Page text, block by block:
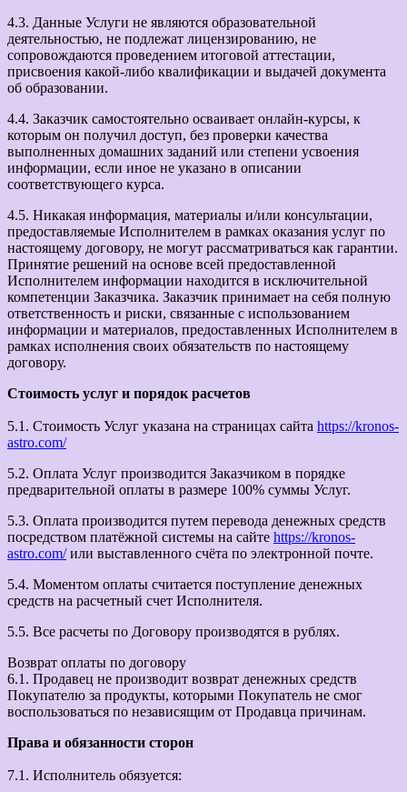
4.3. Данные Услуги не являются образовательной
деятельностью, не подлежат лицензированию, не
сопровождаются проведением итоговой аттестации,
присвоения какой-либо квалификации и выдачей документа
об образовании.
4.4. Заказчик самостоятельно осваивает онлайн-курсы, к
которым он получил доступ, без проверки качества
выполненных домашних заданий или степени усвоения
информации, если иное не указано в описании
соответствующего курса.
4.5. Никакая информация, материалы и/или консультации,
предоставляемые Исполнителем в рамках оказания услуг по
настоящему договору, не могут рассматриваться как гарантии.
Принятие решений на основе всей предоставленной
Исполнителем информации находится в исключительной
компетенции Заказчика. Заказчик принимает на себя полную
ответственность и риски, связанные с использованием
информации и материалов, предоставленных Исполнителем в
рамках исполнения своих обязательств по настоящему
договору.
Стоимость услуг и порядок расчетов
5.1. Стоимость Услуг указана на страницах сайта https://kronos-
astro.com/
5.2. Оплата Услуг производится Заказчиком в порядке
предварительной оплаты в размере 100% суммы Услуг.
5.3. Оплата производится путем перевода денежных средств
посредством платёжной системы на сайте https://kronos-
astro.com/или выставленного счёта по электронной почте.
5.4. Моментом оплаты считается поступление денежных
средств на расчетный счет Исполнителя.
5.5. Все расчеты по Договору производятся в рублях.
Возврат оплаты по договору
6.1. Продавец не производит возврат денежных средств
Покупателю за продукты, которыми Покупатель не смог
воспользоваться по независящим от Продавца причинам.
Права и обязанности сторон
7.1. Исполнитель обязуется: